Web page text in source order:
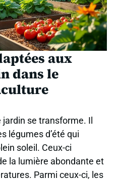
aux
dans le
jardin se transforme. Il
légumes d’été qui
soleil. Ceux-ci
la lumière abondante et
Parmi ceux-ci, les